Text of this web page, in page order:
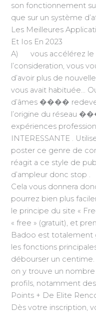
son fonctionnement
que sur un système
Les Meilleures
Et Ios En 2023
A) vous accélérez le
l’consideration, vous
d’avoir plus de
vous avait habituée…
d’âmes ����
l’origine du réseau
expériences
INTERESSANTE .
poster ce genre de
réagit a ce style de
d’ampleur donc stop .
Cela vous donnera
pourrez bien plus
le principe du site «
« free » (gratuit), et
Badoo est totalement
les fonctions
débourser un
on y trouve un
profils, notamment
Points + De Elite
Dès votre inscription,